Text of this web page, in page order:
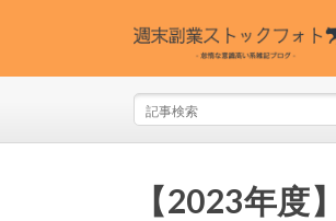
【2023年